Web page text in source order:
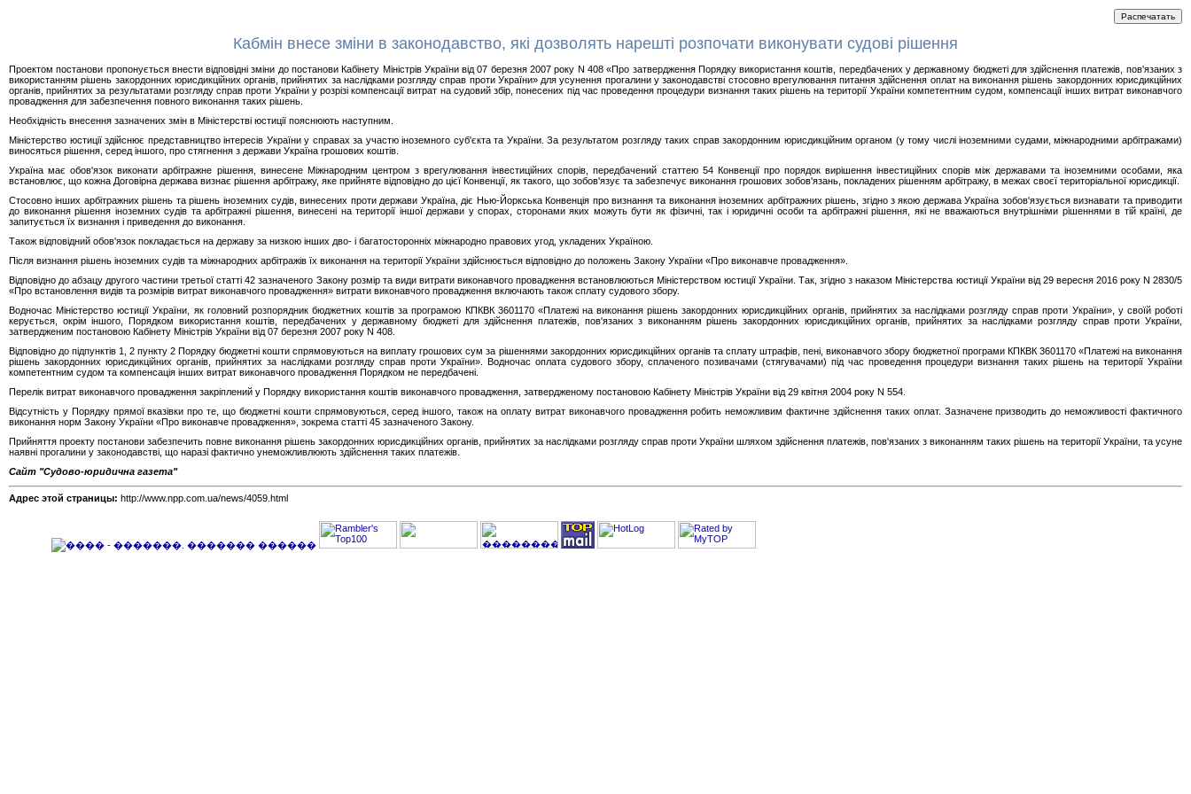
Кабмін внесе зміни в законодавство, які дозволять нарешті розпочати виконувати судові рішення
Проектом постанови пропонується внести відповідні зміни до постанови Кабінету Міністрів України від 07 березня 2007 року N 408 «Про затвердження Порядку використання коштів, передбачених у державному бюджеті для здійснення платежів, пов'язаних з
використанням рішень закордонних юрисдикційних органів, прийнятих за наслідками розгляду справ проти України» для усунення прогалини у законодавстві стосовно врегулювання питання здійснення оплат на виконання рішень закордонних юрисдикційних
органів, прийнятих за результатами розгляду справ проти України у розрізі компенсації витрат на судовий збір, понесених під час проведення процедури визнання таких рішень на території України компетентним судом, компенсації інших витрат виконавчого
провадження для забезпечення повного виконання таких рішень.
Необхідність внесення зазначених змін в Міністерстві юстиції пояснюють наступним.
Міністерство юстиції здійснює представництво інтересів України у справах за участю іноземного суб'єкта та України. За результатом розгляду таких справ закордонним юрисдикційним органом (у тому числі іноземними судами, міжнародними арбітражами)
виносяться рішення, серед іншого, про стягнення з держави Україна грошових коштів.
Україна має обов'язок виконати арбітражне рішення, винесене Міжнародним центром з врегулювання інвестиційних спорів, передбачений статтею 54 Конвенції про порядок вирішення інвестиційних спорів між державами та іноземними особами, яка
встановлює, що кожна Договірна держава визнає рішення арбітражу, яке прийняте відповідно до цієї Конвенції, як такого, що зобов'язує та забезпечує виконання грошових зобов'язань, покладених рішенням арбітражу, в межах своєї територіальної юрисдикції.
Стосовно інших арбітражних рішень та рішень іноземних судів, винесених проти держави Україна, діє Нью-Йоркська Конвенція про визнання та виконання іноземних арбітражних рішень, згідно з якою держава Україна зобов'язується визнавати та приводити
до виконання рішення іноземних судів та арбітражні рішення, винесені на території іншої держави у спорах, сторонами яких можуть бути як фізичні, так і юридичні особи та арбітражні рішення, які не вважаються внутрішніми рішеннями в тій країні, де
запитується їх визнання і приведення до виконання.
Також відповідний обов'язок покладається на державу за низкою інших дво- і багатосторонніх міжнародно правових угод, укладених Україною.
Після визнання рішень іноземних судів та міжнародних арбітражів їх виконання на території України здійснюється відповідно до положень Закону України «Про виконавче провадження».
Відповідно до абзацу другого частини третьої статті 42 зазначеного Закону розмір та види витрати виконавчого провадження встановлюються Міністерством юстиції України. Так, згідно з наказом Міністерства юстиції України від 29 вересня 2016 року N 2830/5
«Про встановлення видів та розмірів витрат виконавчого провадження» витрати виконавчого провадження включають також сплату судового збору.
Водночас Міністерство юстиції України, як головний розпорядник бюджетних коштів за програмою КПКВК 3601170 «Платежі на виконання рішень закордонних юрисдикційних органів, прийнятих за наслідками розгляду справ проти України», у своїй роботі
керується, окрім іншого, Порядком використання коштів, передбачених у державному бюджеті для здійснення платежів, пов'язаних з виконанням рішень закордонних юрисдикційних органів, прийнятих за наслідками розгляду справ проти України,
затвердженим постановою Кабінету Міністрів України від 07 березня 2007 року N 408.
Відповідно до підпунктів 1, 2 пункту 2 Порядку бюджетні кошти спрямовуються на виплату грошових сум за рішеннями закордонних юрисдикційних органів та сплату штрафів, пені, виконавчого збору бюджетної програми КПКВК 3601170 «Платежі на виконання
рішень закордонних юрисдикційних органів, прийнятих за наслідками розгляду справ проти України». Водночас оплата судового збору, сплаченого позивачами (стягувачами) під час проведення процедури визнання таких рішень на території України
компетентним судом та компенсація інших витрат виконавчого провадження Порядком не передбачені.
Перелік витрат виконавчого провадження закріплений у Порядку використання коштів виконавчого провадження, затвердженому постановою Кабінету Міністрів України від 29 квітня 2004 року N 554.
Відсутність у Порядку прямої вказівки про те, що бюджетні кошти спрямовуються, серед іншого, також на оплату витрат виконавчого провадження робить неможливим фактичне здійснення таких оплат. Зазначене призводить до неможливості фактичного
виконання норм Закону України «Про виконавче провадження», зокрема статті 45 зазначеного Закону.
Прийняття проекту постанови забезпечить повне виконання рішень закордонних юрисдикційних органів, прийнятих за наслідками розгляду справ проти України шляхом здійснення платежів, пов'язаних з виконанням таких рішень на території України, та усуне
наявні прогалини у законодавстві, що наразі фактично унеможливлюють здійснення таких платежів.
Сайт "Судово-юридична газета"
Адрес этой страницы: http://www.npp.com.ua/news/4059.html